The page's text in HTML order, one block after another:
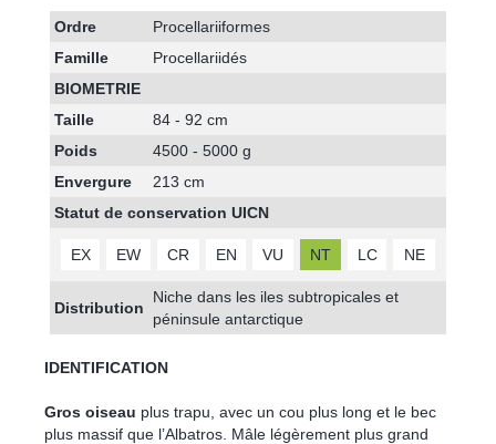
Ordre
Procellariiformes
Famille
Procellariidés
BIOMETRIE
Taille
84 - 92 cm
Poids
4500 - 5000 g
Envergure
213 cm
Statut de conservation UICN
EX EW CR EN VU NT LC NE
Distribution
Niche dans les iles subtropicales et
péninsule antarctique
IDENTIFICATION
Gros oiseau plus trapu, avec un cou plus long et le bec
plus massif que l’Albatros. Mâle légèrement plus grand